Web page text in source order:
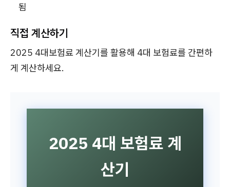
됨
직접 계산하기
2025 4대보험료 계산기를 활용해 4대 보험료를 간편하
게 계산하세요.
2025 4대 보험료 계
산기